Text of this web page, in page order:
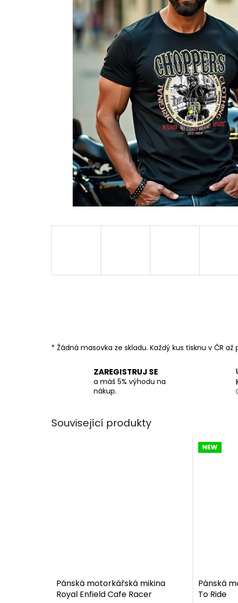
* Žádná masovka ze skladu. Každý kus tisknu v ČR
ZAREGISTRUJ SE
a máš 5% výhodu na
nákup.
Související produkty
Pánská motorkářská mikina
Royal Enfield Cafe Racer
NEW
Pánská
To Ride